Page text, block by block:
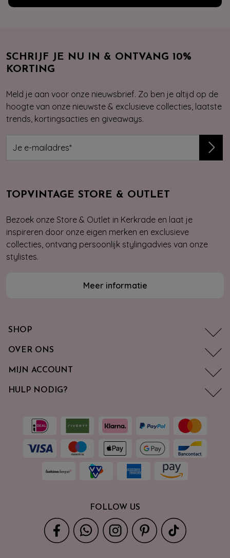
SCHRIJF JE NU IN & ONTVANG 10%
KORTING
Meld je aan voor onze nieuwsbrief. Zo ben je altijd op de
hoogte van onze nieuwste & exclusieve collecties, laatste
trends, kortingsacties en giveaways.
TOPVINTAGE STORE & OUTLET
Bezoek onze Store & Outlet in Kerkrade en laat je
inspireren door onze eigen merken en exclusieve
collecties, ontvang persoonlijk stylingadvies van onze
stylistes.
Meer informatie
SHOP
OVER ONS
MIJN ACCOUNT
HULP NODIG?
FOLLOW US